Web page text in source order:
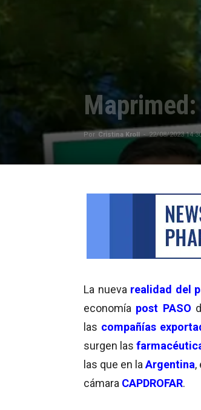
Por Cristina Kroll - 22/08/2023
La nueva realidad del
economía post PASO
las compañías
surgen las
las que en la Argentina,
cámara CAPDROFAR.